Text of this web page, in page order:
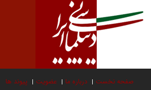
صفحه نخست درباره ما عضویت پیوند ها